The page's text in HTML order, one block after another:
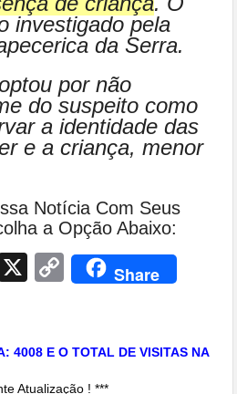
investigado pela
da Serra.
por não
do suspeito como
a identidade das
e a criança, menor
Notícia Com Seus
a Opção Abaixo:
Facebook
X CopyShare
4008 E O TOTAL DE VISITAS NA
Atualização ! ***